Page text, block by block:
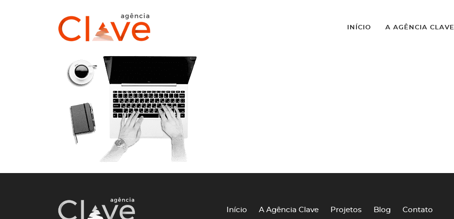
INÍCIO A AGÊNCIA CLAVE
Início A Agência Clave Projetos Blog Contato